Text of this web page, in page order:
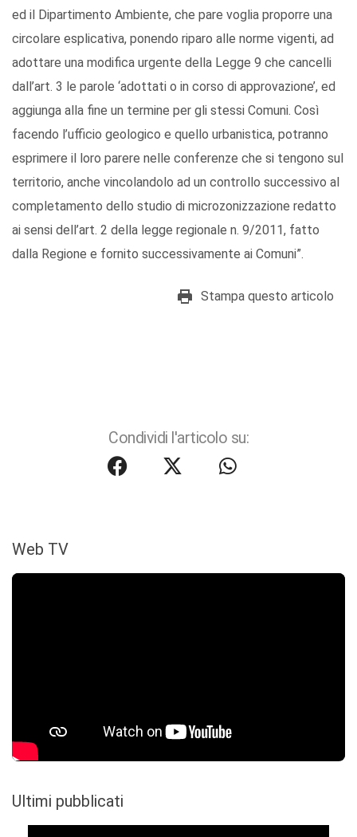
ed il Dipartimento Ambiente, che pare voglia proporre una
circolare esplicativa, ponendo riparo alle norme vigenti, ad
adottare una modifica urgente della Legge 9 che cancelli
dall’art. 3 le parole ‘adottati o in corso di approvazione’, ed
aggiunga alla fine un termine per gli stessi Comuni. Così
facendo l’ufficio geologico e quello urbanistica, potranno
esprimere il loro parere nelle conferenze che si tengono sul
territorio, anche vincolandolo ad un controllo successivo al
completamento dello studio di microzonizzazione redatto
ai sensi dell’art. 2 della legge regionale n. 9/2011, fatto
dalla Regione e fornito successivamente ai Comuni”.
Stampa questo articolo
Condividi l'articolo su:
Web TV
Ultimi pubblicati